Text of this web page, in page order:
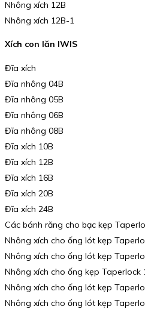
Nhông xích 12B
Nhông xích 12B-1
Xích con lăn IWIS
Đĩa xích
Đĩa nhông 04B
Đĩa nhông 05B
Đĩa nhông 06B
Đĩa nhông 08B
Đĩa xích 10B
Đĩa xích 12B
Đĩa xích 16B
Đĩa xích 20B
Đĩa xích 24B
Các bánh răng cho bạc kẹp
Nhông xích cho ống lót kẹp
Nhông xích cho ống lót kẹp
Nhông xích cho ống kẹp Taperlock
Nhông xích cho ống lót kẹp
Nhông xích cho ống lót kẹp